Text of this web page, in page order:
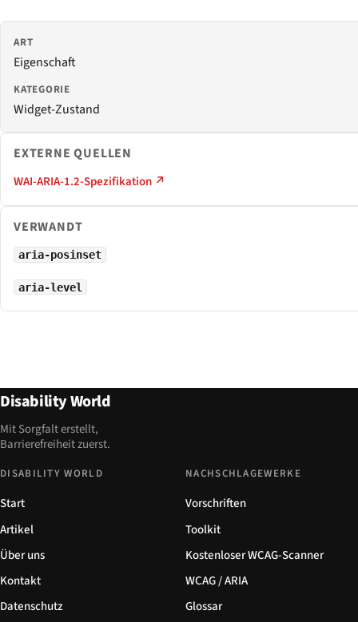
ART
Eigenschaft
KATEGORIE
Widget-Zustand
EXTERNE QUELLEN
WAI-ARIA-1.2-Spezifikation ↗
VERWANDT
aria-posinset
aria-level
Disability World
Mit Sorgfalt erstellt,
Barrierefreiheit zuerst.
DISABILITY WORLD
Start
Artikel
Über uns
Kontakt
Datenschutz
NACHSCHLAGEWERKE
Vorschriften
Toolkit
Kostenloser WCAG-Scanner
WCAG / ARIA
Glossar